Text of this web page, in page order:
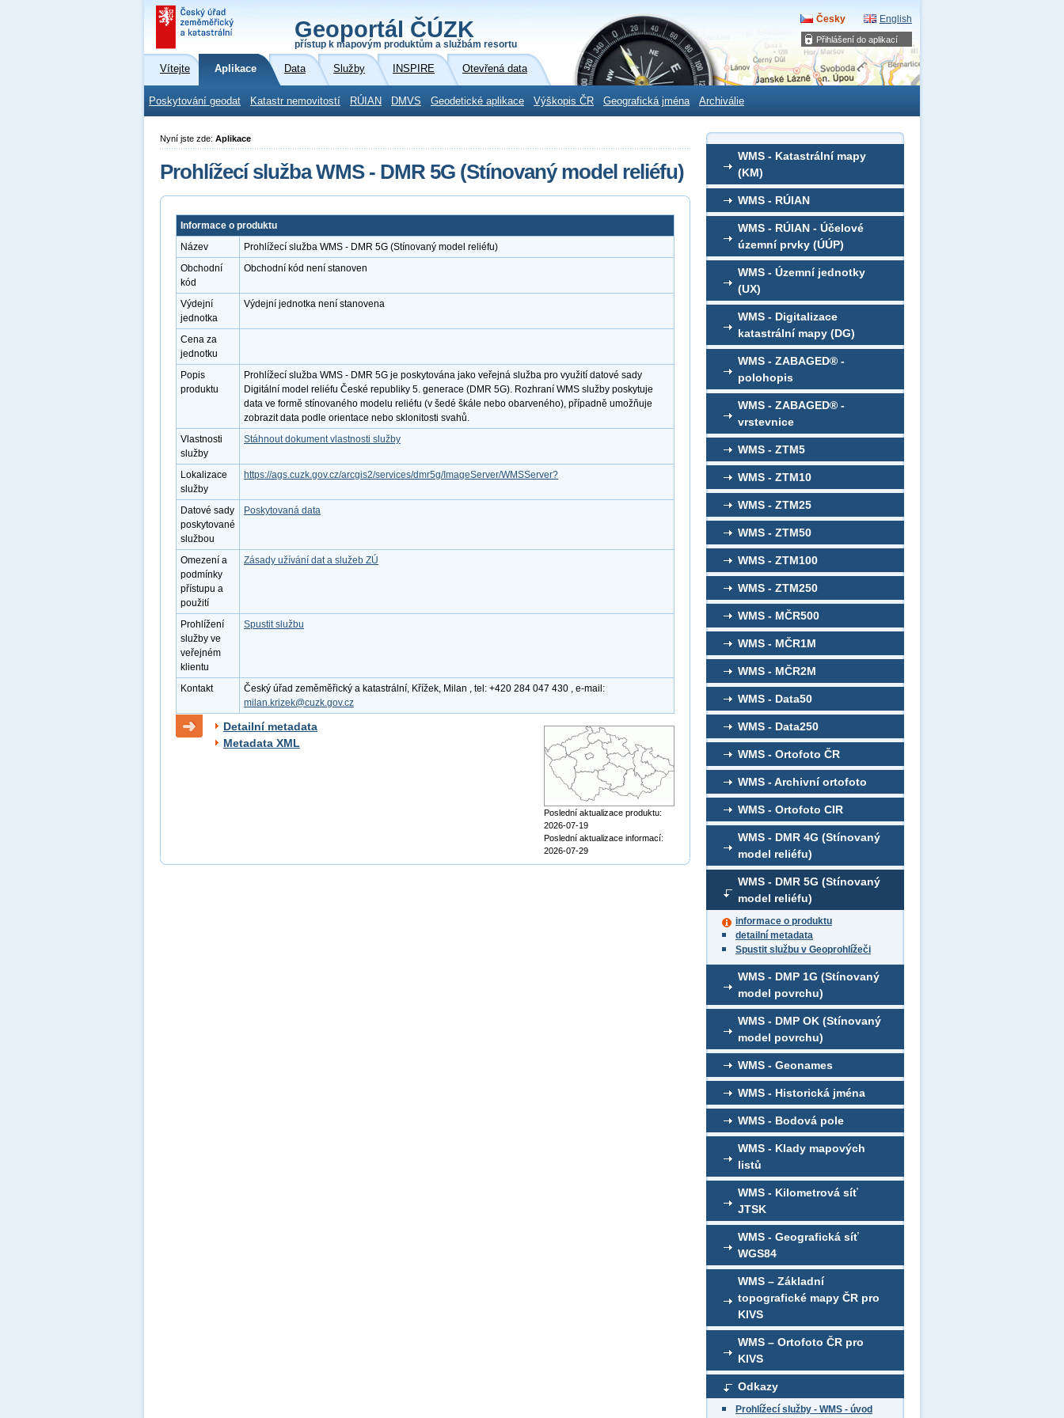
Přihlášení do aplikací
Geoportál ČÚZK
přístup k mapovým produktům a službám resortu
Česky English
Vítejte Aplikace Data Služby INSPIRE Otevřená data
Poskytování geodat Katastr nemovitostí RÚIAN DMVS Geodetické aplikace Výškopis ČR Geografická jména Archiválie
WMS - Katastrální mapy
(KM)
WMS - RÚIAN
WMS - RÚIAN - Účelové
územní prvky (ÚÚP)
WMS - Územní jednotky
(UX)
WMS - Digitalizace
katastrální mapy (DG)
WMS - ZABAGED® -
polohopis
WMS - ZABAGED® -
vrstevnice
WMS - ZTM5
WMS - ZTM10
WMS - ZTM25
WMS - ZTM50
WMS - ZTM100
WMS - ZTM250
WMS - MČR500
WMS - MČR1M
WMS - MČR2M
WMS - Data50
WMS - Data250
WMS - Ortofoto ČR
WMS - Archivní ortofoto
WMS - Ortofoto CIR
WMS - DMR 4G (Stínovaný
model reliéfu)
WMS - DMR 5G (Stínovaný
model reliéfu)
informace o produktu
detailní metadata
Spustit službu v Geoprohlížeči
WMS - DMP 1G (Stínovaný
model povrchu)
WMS - DMP OK (Stínovaný
model povrchu)
WMS - Geonames
WMS - Historická jména
WMS - Bodová pole
WMS - Klady mapových
listů
WMS - Kilometrová síť
JTSK
WMS - Geografická síť
WGS84
WMS – Základní
topografické mapy ČR pro
KIVS
WMS – Ortofoto ČR pro
KIVS
Odkazy
Prohlížecí služby - WMS - úvod
Nyní jste zde: Aplikace
Prohlížecí služba WMS - DMR 5G (Stínovaný model reliéfu)
Informace o produktu
Název
Prohlížecí služba WMS - DMR 5G (Stínovaný model reliéfu)
Obchodní
kód
Obchodní kód není stanoven
Výdejní
jednotka
Výdejní jednotka není stanovena
Cena za
jednotku
Popis
produktu
Prohlížecí služba WMS - DMR 5G je poskytována jako veřejná služba pro využití datové sady
Digitální model reliéfu České republiky 5. generace (DMR 5G). Rozhraní WMS služby poskytuje
data ve formě stínovaného modelu reliéfu (v šedé škále nebo obarveného), případně umožňuje
zobrazit data podle orientace nebo sklonitosti svahů.
Vlastnosti
služby
Stáhnout dokument vlastnosti služby
Lokalizace
služby
https://ags.cuzk.gov.cz/arcgis2/services/dmr5g/ImageServer/WMSServer?
Datové sady
poskytované
službou
Poskytovaná data
Omezení a
podmínky
přístupu a
použití
Zásady užívání dat a služeb ZÚ
Prohlížení
služby ve
veřejném
klientu
Spustit službu
Kontakt
Český úřad zeměměřický a katastrální, Křížek, Milan , tel: +420 284 047 430 , e-mail:
milan.krizek@cuzk.gov.cz
Detailní metadata
Metadata XML
Poslední aktualizace produktu:
2026-07-19
Poslední aktualizace informací:
2026-07-29